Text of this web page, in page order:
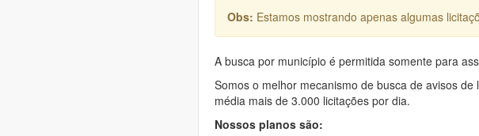
Obs: Estamos mostrando apenas algumas
A busca por município é permitida somente para
Somos o melhor mecanismo de busca de avisos
média mais de 3.000 licitações por dia.
Nossos planos são: